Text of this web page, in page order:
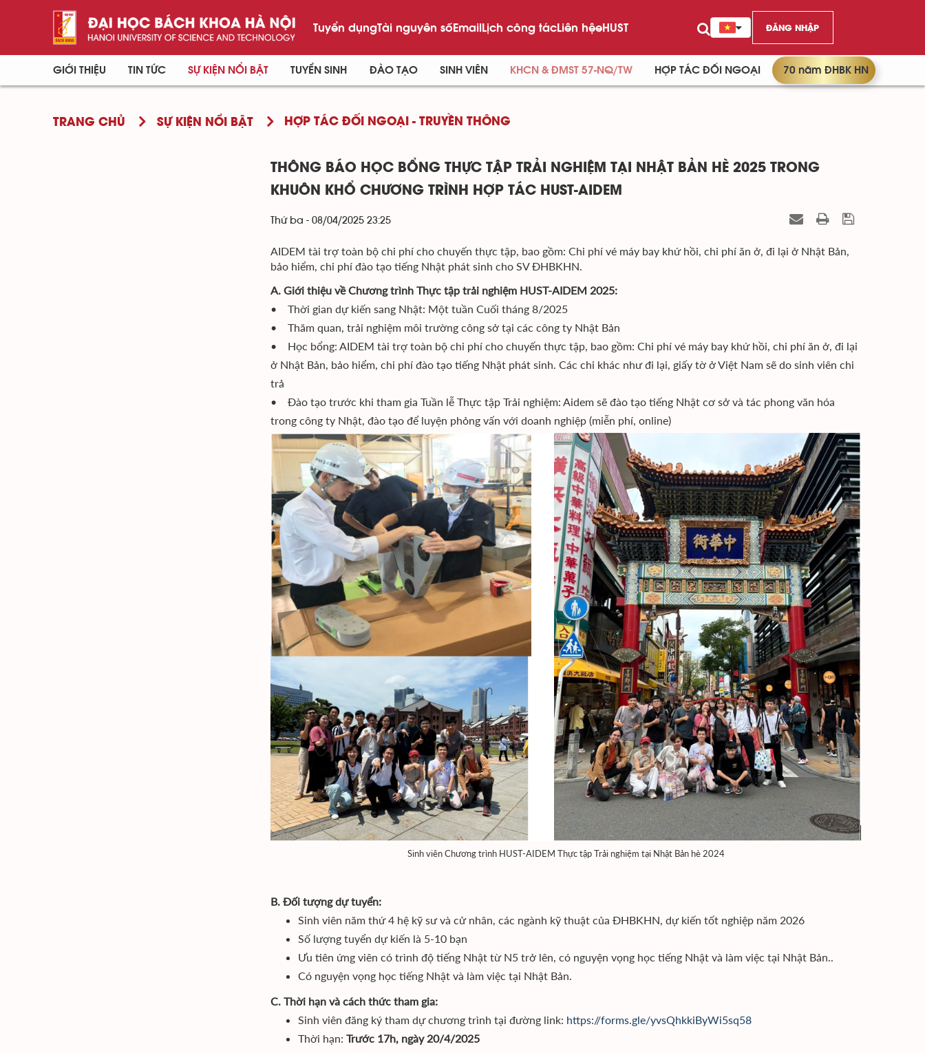
Tuyển dụngTài nguyên sốEmailLịch công tácLiên hệeHUST ĐĂNG NHẬP
GIỚI THIỆU TIN TỨC SỰ KIỆN NỔI BẬT TUYỂN SINH ĐÀO TẠO SINH VIÊN KHCN & ĐMST 57-NQ/TW HỢP TÁC ĐỐI NGOẠI 70 năm ĐHBK HN
TRANG CHỦ SỰ KIỆN NỔI BẬT HỢP TÁC ĐỐI NGOẠI - TRUYỀN THÔNG
THÔNG BÁO HỌC BỔNG THỰC TẬP TRẢI NGHIỆM TẠI NHẬT BẢN HÈ 2025 TRONG
KHUÔN KHỔ CHƯƠNG TRÌNH HỢP TÁC HUST-AIDEM
Thứ ba - 08/04/2025 23:25
AIDEM tài trợ toàn bộ chi phí cho chuyến thực tập, bao gồm: Chi phí vé máy bay khứ hồi, chi phí ăn ở, đi lại ở Nhật Bản,
bảo hiểm, chi phí đào tạo tiếng Nhật phát sinh cho SV ĐHBKHN.
A. Giới thiệu về Chương trình Thực tập trải nghiệm HUST-AIDEM 2025:
• Thời gian dự kiến sang Nhật: Một tuần Cuối tháng 8/2025
• Thăm quan, trải nghiệm môi trường công sở tại các công ty Nhật Bản
• Học bổng: AIDEM tài trợ toàn bộ chi phí cho chuyến thực tập, bao gồm: Chi phí vé máy bay khứ hồi, chi phí ăn ở, đi lại
ở Nhật Bản, bảo hiểm, chi phí đào tạo tiếng Nhật phát sinh. Các chi khác như đi lại, giấy tờ ở Việt Nam sẽ do sinh viên chi
trả
• Đào tạo trước khi tham gia Tuần lễ Thực tập Trải nghiệm: Aidem sẽ đào tạo tiếng Nhật cơ sở và tác phong văn hóa
trong công ty Nhật, đào tạo để luyện phỏng vấn với doanh nghiệp (miễn phí, online)
Sinh viên Chương trình HUST-AIDEM Thực tập Trải nghiệm tại Nhật Bản hè 2024
B. Đối tượng dự tuyển:
Sinh viên năm thứ 4 hệ kỹ sư và cử nhân, các ngành kỹ thuật của ĐHBKHN, dự kiến tốt nghiệp năm 2026
Số lượng tuyển dự kiến là 5-10 bạn
Ưu tiên ứng viên có trình độ tiếng Nhật từ N5 trở lên, có nguyện vọng học tiếng Nhật và làm việc tại Nhật Bản..
Có nguyện vọng học tiếng Nhật và làm việc tại Nhật Bản.
C. Thời hạn và cách thức tham gia:
Sinh viên đăng ký tham dự chương trình tại đường link: https://forms.gle/yvsQhkkiByWi5sq58
Thời hạn: Trước 17h, ngày 20/4/2025